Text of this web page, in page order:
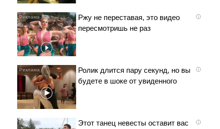
i
Ржу не переставая, это видео
пересмотришь не раз
i
Ролик длится пару секунд, но вы
будете в шоке от увиденного
i
Этот танец невесты оставит вас